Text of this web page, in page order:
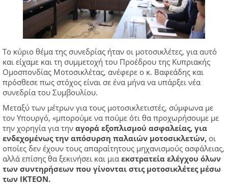
Το κύριο θέμα της συνεδρίας ήταν οι μοτοσικλέτες, για αυτό
και είχαμε και τη συμμετοχή του Προέδρου της Κυπριακής
Ομοσπονδίας Μοτοσικλέτας, ανέφερε ο κ. Βαφεάδης και
πρόσθεσε πως στόχος είναι σε ένα μήνα να υπάρξει νέα
συνεδρία του Συμβουλίου.
Μεταξύ των μέτρων για τους μοτοσικλετιστές, σύμφωνα με
τον Υπουργό, «μπορούμε να πούμε ότι θα προχωρήσουμε με
την χορηγία για την αγορά εξοπλισμού ασφαλείας, για
ενδεχομένως την απόσυρση παλαιών μοτοσικλετών, οι
οποίες δεν έχουν τους απαραίτητους μηχανισμούς ασφάλειας,
αλλά επίσης θα ξεκινήσει και μια εκστρατεία ελέγχου όλων
των συντηρήσεων που γίνονται στις μοτοσικλέτες μέσω
των ΙΚΤΕΟΝ.